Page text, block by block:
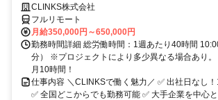
CLINKS株式会社
フルリモート
月給350,000円～650,000円
勤務時間詳細 総労働時間：1週あたり40時間
分） ※プロジェクトにより多少異なる場合あり
月10時間！
仕事内容 ＼CLINKSで働く魅力／ ✅ 出社日なし
✅ 全国どこからでも勤務可能 ✅ 大手企業を中心